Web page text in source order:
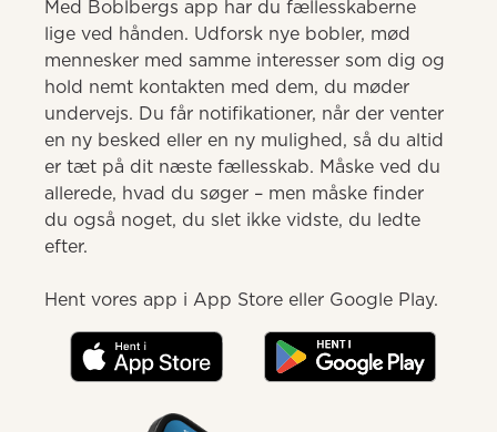
Med Boblbergs app har du fællesskaberne
lige ved hånden. Udforsk nye bobler, mød
mennesker med samme interesser som dig og
hold nemt kontakten med dem, du møder
undervejs. Du får notifikationer, når der venter
en ny besked eller en ny mulighed, så du altid
er tæt på dit næste fællesskab. Måske ved du
allerede, hvad du søger – men måske finder
du også noget, du slet ikke vidste, du ledte
efter.
Hent vores app i App Store eller Google Play.